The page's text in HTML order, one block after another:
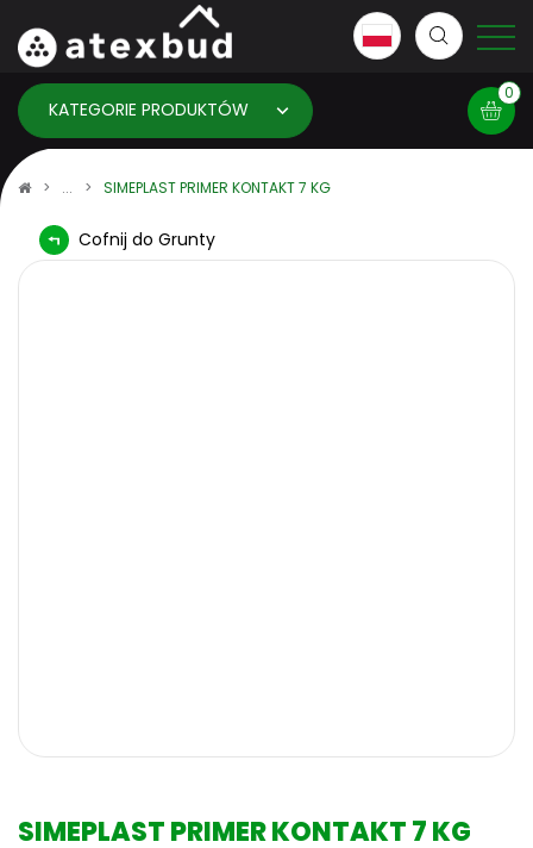
KATEGORIE PRODUKTÓW
0
info: ×
SIMEPLAST PRIMER KONTAKT 7 KG
Cofnij do Grunty
SIMEPLAST PRIMER KONTAKT 7 KG